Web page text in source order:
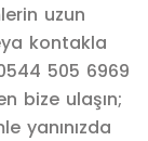
uzun
kontakla
505 6969
bize ulaşın;
yanınızda